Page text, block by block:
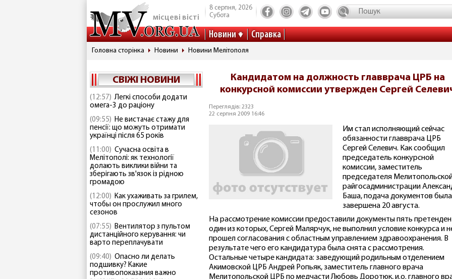
місцеві вісті
8 серпня, 2026
Субота
Новини Справка
Головна сторінка Новини Новини Мелітополя
СВІЖІ НОВИНИ
(12:57) Легкі способи додати
омега-3 до раціону
(09:55) Не вистачає стажу для
пенсії: що можуть отримати
українці після 65 років
(11:00) Сучасна освіта в
Мелітополі: як технології
долають виклики війни та
зберігають зв'язок із рідною
громадою
(12:00) Как ухаживать за грилем,
чтобы он прослужил много
сезонов
(07:55) Вентилятор з пультом
дистанційного керування: чи
варто переплачувати
(09:40) Опасно ли делать
подшивку? Какие
противопоказания важно
Кандидатом на должность главврача ЦРБ на
конкурсной комиссии утвержден Сергей
Переглядів: 2323
22 серпня 2009 16:46
Им стал исполняющий сейчас
обязанности главврача ЦРБ
Сергей Селевич. Как сообщил
председатель конкурсной
комиссии, заместитель
председателя
райгосадминистрации
Баша, подача документов была
завершена 20 августа.
На рассмотрение комиссии предоставили документы пять
один из которых, Сергей Малярчук, не выполнил условие конкурса и
прошел согласования с областным управлением здравоохранения. В
результате чего его кандидатура была снята с рассмотрения.
Остальные четыре кандидата: заведующий родильным отделением
Акимовской ЦРБ Андрей Ропьяк, заместитель главного врача
Мелитопольской ЦРБ по медчасти Любовь Доротюк, и.о. главного